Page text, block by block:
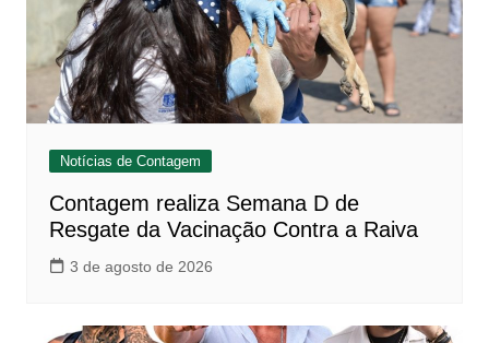
Notícias de Contagem
Contagem realiza Semana D de
Resgate da Vacinação Contra a Raiva
3 de agosto de 2026